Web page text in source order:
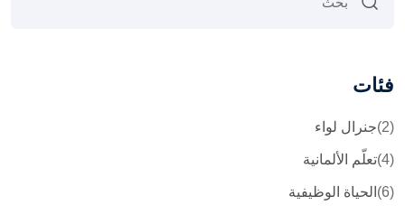
فئات
جنرال لواء (2)
تعلّم الألمانية (4)
الحياة الوظيفية (6)